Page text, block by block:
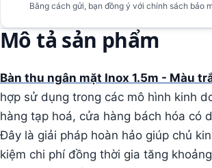
Bằng cách gửi, bạn đồng ý với chính sách bảo
Mô tả sản phẩm
Bàn thu ngân mặt Inox 1.5m - Màu
hợp sử dụng trong các mô hình kinh
hàng tạp hoá, cửa hàng bách hóa có
Đây là giải pháp hoàn hảo giúp chủ
kiệm chi phí đồng thời gia tăng